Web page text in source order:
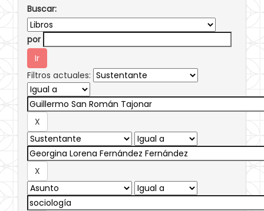
Buscar:
por
Filtros actuales: